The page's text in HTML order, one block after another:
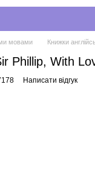
мовами Книжки
Phillip, With
Написати відгук